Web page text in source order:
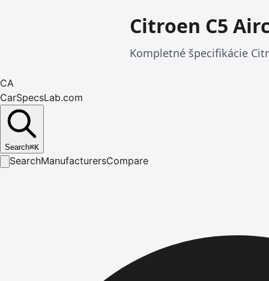
Citroen C5
Kompletné špecifikácie
CA
CarSpecsLab.com
Search⌘K
SearchManufacturersCompare